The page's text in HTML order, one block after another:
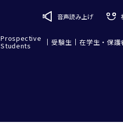
音声読み上げ
Prospective
Students 受験生 在学生・保護